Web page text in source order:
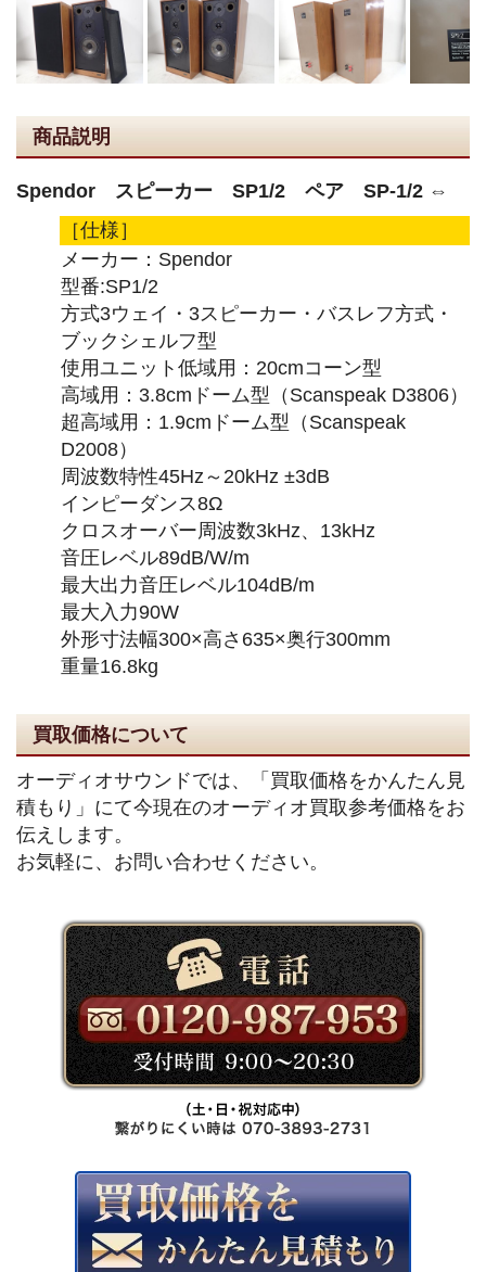
商品説明
Spendor スピーカー SP1/2 ペア SP-1/2 ⇔
［仕様］
メーカー：Spendor
型番:SP1/2
方式3ウェイ・3スピーカー・バスレフ方式・
ブックシェルフ型
使用ユニット低域用：20cmコーン型
高域用：3.8cmドーム型（Scanspeak D3806）
超高域用：1.9cmドーム型（Scanspeak
D2008）
周波数特性45Hz～20kHz ±3dB
インピーダンス8Ω
クロスオーバー周波数3kHz、13kHz
音圧レベル89dB/W/m
最大出力音圧レベル104dB/m
最大入力90W
外形寸法幅300×高さ635×奥行300mm
重量16.8kg
買取価格について
オーディオサウンドでは、「買取価格をかんたん見
積もり」にて今現在のオーディオ買取参考価格をお
伝えします。
お気軽に、お問い合わせください。